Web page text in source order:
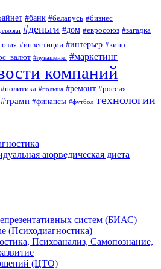
#банк #беларусь #бизнес
#деньги #дом #евросоюз #загадка
#инвестиции #интерьер #кино
#лукашенко #маркетинг
компаний
#политика #польша #ремонт #россия
#трамп #финансы #футбол технологии
аюрведическая диета
систем (БИАС)
(Психодиагностика)
Психоанализ, Самопознание,
(ЦТО)